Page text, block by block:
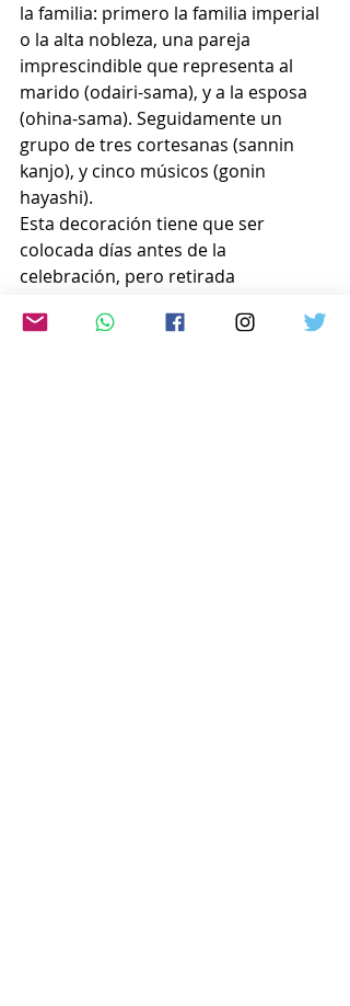
la familia: primero la familia imperial
o la alta nobleza, una pareja
imprescindible que representa al
marido (odairi-sama), y a la esposa
(ohina-sama). Seguidamente un
grupo de tres cortesanas (sannin
kanjo), y cinco músicos (gonin
hayashi).
Esta decoración tiene que ser
colocada días antes de la
celebración, pero retirada
la misma. Se cree que gracias a esto